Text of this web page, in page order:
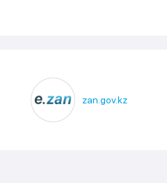
zan.gov.kz